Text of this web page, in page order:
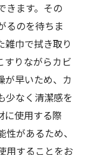
きます。その
るのを待ちま
雑巾で拭き取り
すりながらカビ
が早いため、カ
少なく清潔感を
に使用する際
があるため、
用することをお